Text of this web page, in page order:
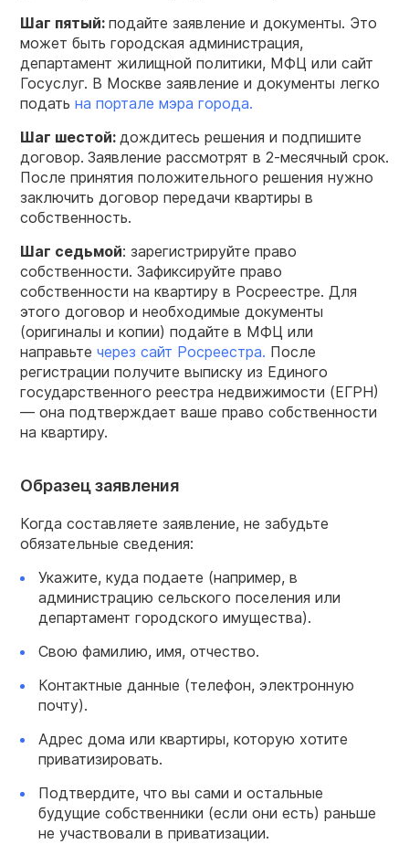
Шаг пятый: подайте заявление и документы. Это
может быть городская администрация,
департамент жилищной политики, МФЦ или сайт
Госуслуг. В Москве заявление и документы легко
подать на портале мэра города.
Шаг шестой: дождитесь решения и подпишите
договор. Заявление рассмотрят в 2-месячный срок.
После принятия положительного решения нужно
заключить договор передачи квартиры в
собственность.
Шаг седьмой: зарегистрируйте право
собственности. Зафиксируйте право
собственности на квартиру в Росреестре. Для
этого договор и необходимые документы
(оригиналы и копии) подайте в МФЦ или
направьте через сайт Росреестра. После
регистрации получите выписку из Единого
государственного реестра недвижимости (ЕГРН)
— она подтверждает ваше право собственности
на квартиру.
Образец заявления
Когда составляете заявление, не забудьте
обязательные сведения:
Укажите, куда подаете (например, в
администрацию сельского поселения или
департамент городского имущества).
Свою фамилию, имя, отчество.
Контактные данные (телефон, электронную
почту).
Адрес дома или квартиры, которую хотите
приватизировать.
Подтвердите, что вы сами и остальные
будущие собственники (если они есть) раньше
не участвовали в приватизации.